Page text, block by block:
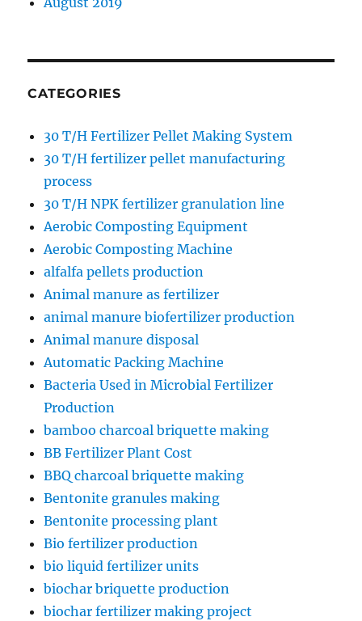
CATEGORIES
30 T/H Fertilizer Pellet Making System
30 T/H fertilizer pellet manufacturing
process
30 T/H NPK fertilizer granulation line
Aerobic Composting Equipment
Aerobic Composting Machine
alfalfa pellets production
Animal manure as fertilizer
animal manure biofertilizer production
Animal manure disposal
Automatic Packing Machine
Bacteria Used in Microbial Fertilizer
Production
bamboo charcoal briquette making
BB Fertilizer Plant Cost
BBQ charcoal briquette making
Bentonite granules making
Bentonite processing plant
Bio fertilizer production
bio liquid fertilizer units
biochar briquette production
biochar fertilizer making project